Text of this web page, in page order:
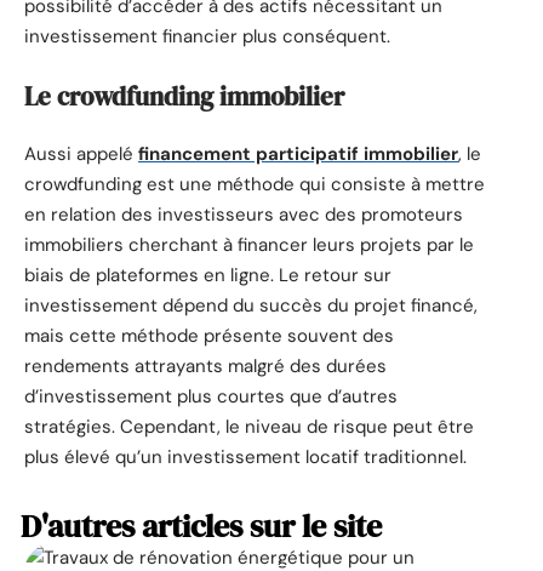
possibilité d’accéder à des actifs nécessitant un
investissement financier plus conséquent.
Le crowdfunding immobilier
Aussi appelé financement participatif immobilier, le
crowdfunding est une méthode qui consiste à mettre
en relation des investisseurs avec des promoteurs
immobiliers cherchant à financer leurs projets par le
biais de plateformes en ligne. Le retour sur
investissement dépend du succès du projet financé,
mais cette méthode présente souvent des
rendements attrayants malgré des durées
d’investissement plus courtes que d’autres
stratégies. Cependant, le niveau de risque peut être
plus élevé qu’un investissement locatif traditionnel.
D'autres articles sur le site